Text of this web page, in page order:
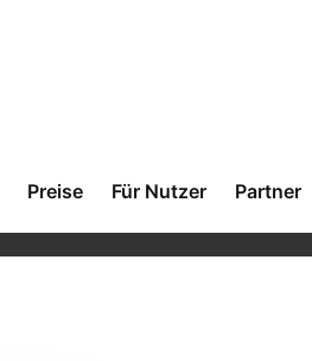
Preise Für Nutzer Partner